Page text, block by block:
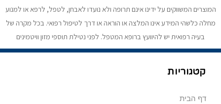
המוצרים המשווקים על ידינו אינם תרופה ולא נועדו לאבחן, לטפל, לרפא או למנוע
מחלה כלשהי המידע אינו המלצה או הוראה או דרך לטיפול רפואי. בכל מקרה של
בעיה רפואית יש להיוועץ ברופא המטפל. לפני נטילת תוספי מזון וויטמינים
קטגוריות
דף הבית